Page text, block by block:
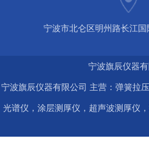
宁波市北仑区明州路长江
宁波旗辰仪器
宁波旗辰仪器有限公司 主营：弹簧拉
光谱仪，涂层测厚仪，超声波测厚仪